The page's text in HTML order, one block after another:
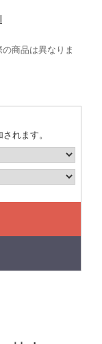
商品は異なりま
れます。